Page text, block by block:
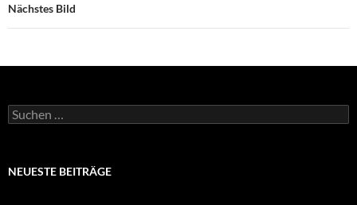
Nächstes Bild
Suchen
nach:
NEUESTE BEITRÄGE